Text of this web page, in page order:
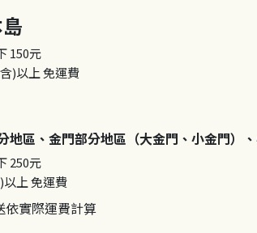
150元
)以上免運費
地區、金門部分地區（大金門、小金門）
250元
以上免運費
依實際運費計算